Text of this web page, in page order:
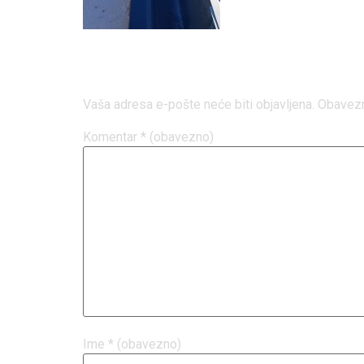
Vaša adresa e-pošte neće biti objavljena.
Komentar * (obavezno)
Ime * (obavezno)